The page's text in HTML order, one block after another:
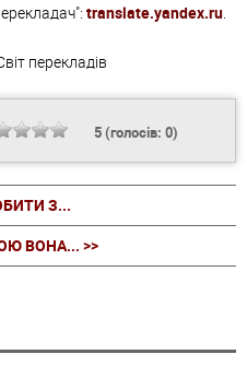
translate.yandex.ru.
перекладів
5(голосів: 0)
З...
ВОНА... >>